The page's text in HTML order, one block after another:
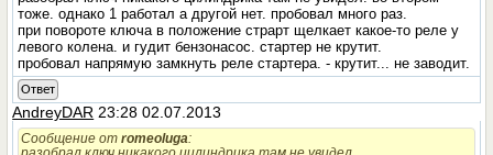
тоже. однако 1 работал а другой нет. пробовал много раз.
при повороте ключа в положение страрт щелкает какое-то реле у
левого колена. и гудит бензонасос. стартер не крутит.
пробовал напрямую замкнуть реле стартера. - крутит... не заводит.
Ответ
AndreyDAR 23:28 02.07.2013
Сообщение отromeoluga: